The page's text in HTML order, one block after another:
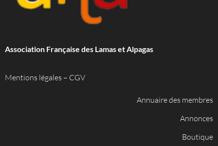
Association Française des Lamas et Alpagas
Mentions légales – CGV
Annuaire des membres
Annonces
Boutique